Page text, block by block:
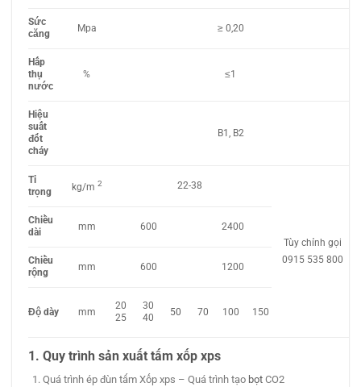
Sức
căng
Mpa ≥ 0,20
Hấp
thụ
nước
% ≤1
Hiệu
suất
đốt
cháy
B1, B2
Tỉ
trọng
kg/m 2 22-38
Tùy chỉnh gọi
0915 535 800
Chiều
dài
mm 600 2400
Chiều
rộng
mm 600 1200
Độ dày mm
20
25
30
40
50 70 100 150
1. Quy trình sản xuất tấm xốp xps
Quá trình ép đùn tấm Xốp xps – Quá trình tạo bọtCO2